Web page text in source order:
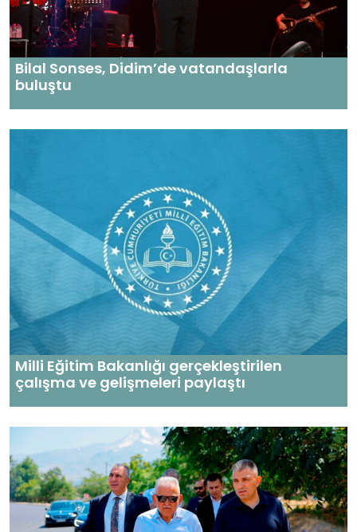
Bilal Sonses, Didim’de vatandaşlarla
buluştu
Milli Eğitim Bakanlığı gerçekleştirilen
çalışma ve gelişmeleri paylaştı